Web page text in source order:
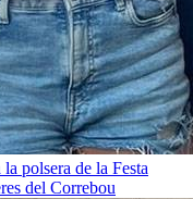
polsera de la Festa
del Correbou